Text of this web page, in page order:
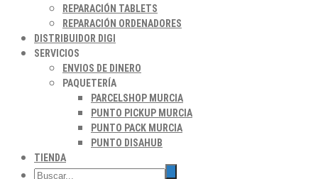
REPARACIÓN TABLETS
REPARACIÓN ORDENADORES
DISTRIBUIDOR DIGI
SERVICIOS
ENVIOS DE DINERO
PAQUETERÍA
PARCELSHOP MURCIA
PUNTO PICKUP MURCIA
PUNTO PACK MURCIA
PUNTO DISAHUB
TIENDA